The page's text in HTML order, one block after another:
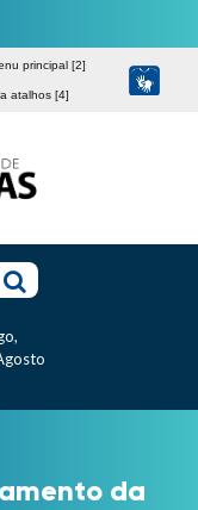
principal [2]
atalhos [4]
da